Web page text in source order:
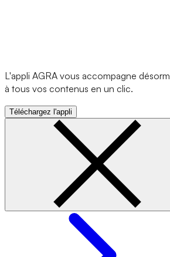
L'appli AGRA vous accompagne
à tous vos contenus en un clic.
Téléchargez l'appli